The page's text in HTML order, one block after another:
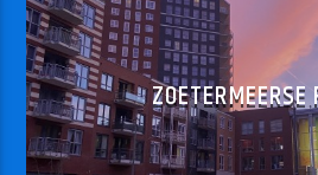
ZOETERMEERSE